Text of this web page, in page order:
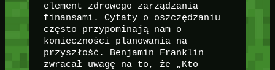
element zdrowego zarządzania
finansami. Cytaty o oszczędzaniu
często przypominają nam o
konieczności planowania na
przyszłość. Benjamin Franklin
zwracał uwagę na to, że „Kto